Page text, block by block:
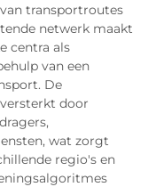
transportroutes
netwerk maakt
centra als
van een
De
door
wat zorgt
regio's en